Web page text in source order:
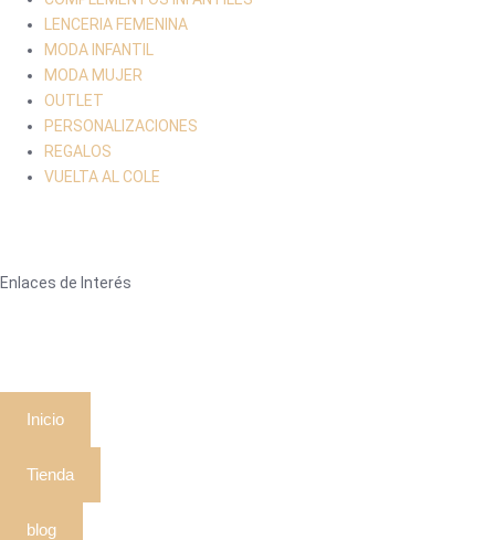
LENCERIA FEMENINA
MODA INFANTIL
MODA MUJER
OUTLET
PERSONALIZACIONES
REGALOS
VUELTA AL COLE
Enlaces de Interés
Inicio
Tienda
blog